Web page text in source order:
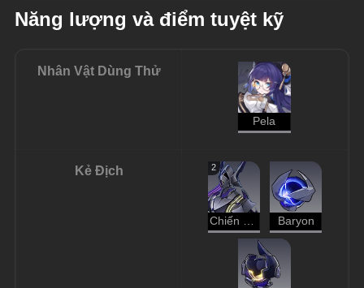
Năng lượng và điểm tuyệt kỹ
Nhân Vật Dùng Thử
Pela
Kẻ Địch 2
Baryon